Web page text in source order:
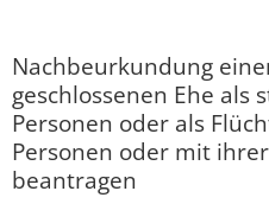
Nachbeurkundung
geschlossenen Ehe
Personen oder als
Personen oder mit
beantragen